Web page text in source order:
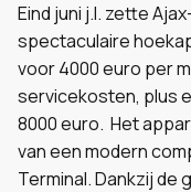
Eind juni j.l. zette
spectaculaire
voor 4000 euro per
servicekosten, plus
8000 euro. Het
van een modern
Terminal. Dankzij de